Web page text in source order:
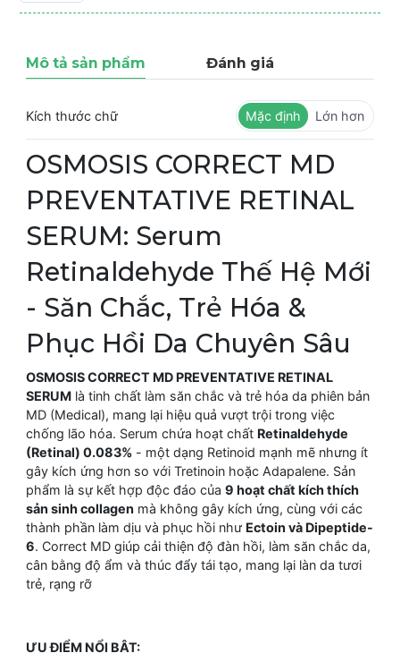
Mô tả sản phẩm Đánh giá
Kích thước chữ Mặc định Lớn hơn
OSMOSIS CORRECT MD
PREVENTATIVE RETINAL
SERUM: Serum
Retinaldehyde Thế Hệ Mới
- Săn Chắc, Trẻ Hóa &
Phục Hồi Da Chuyên Sâu
OSMOSIS CORRECT MD PREVENTATIVE RETINAL
SERUM là tinh chất làm săn chắc và trẻ hóa da phiên bản
MD (Medical), mang lại hiệu quả vượt trội trong việc
chống lão hóa. Serum chứa hoạt chất Retinaldehyde
(Retinal) 0.083% - một dạng Retinoid mạnh mẽ nhưng ít
gây kích ứng hơn so với Tretinoin hoặc Adapalene. Sản
phẩm là sự kết hợp độc đáo của 9 hoạt chất kích thích
sản sinh collagen mà không gây kích ứng, cùng với các
thành phần làm dịu và phục hồi như Ectoin và Dipeptide-
6. Correct MD giúp cải thiện độ đàn hồi, làm săn chắc da,
cân bằng độ ẩm và thúc đẩy tái tạo, mang lại làn da tươi
trẻ, rạng rỡ
ƯU ĐIỂM NỔI BẬT: